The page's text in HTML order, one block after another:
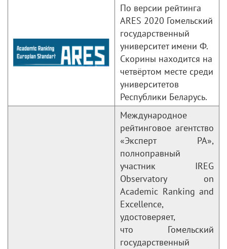
По версии рейтинга
ARES 2020 Гомельский
государственный
университет имени Ф.
Скорины находится на
четвёртом месте среди
университетов
Республики Беларусь.
Международное
рейтинговое агентство
«Эксперт РА»,
полноправный
участник IREG
Observatory on
Academic Ranking and
Excellence,
удостоверяет,
что Гомельский
государственный